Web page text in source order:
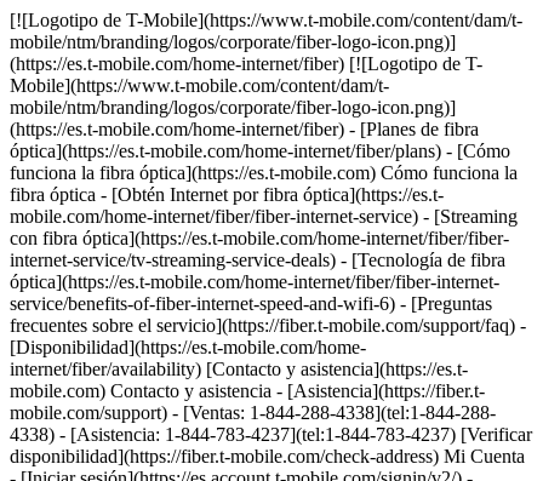
[![Logotipo de T-Mobile](https://www.t-mobile.com/content/dam/t-mobile/ntm/branding/logos/corporate/fiber-logo-icon.png)](https://es.t-mobile.com/home-internet/fiber) [![Logotipo de T-Mobile](https://www.t-mobile.com/content/dam/t-mobile/ntm/branding/logos/corporate/fiber-logo-icon.png)](https://es.t-mobile.com/home-internet/fiber) - [Planes de fibra óptica](https://es.t-mobile.com/home-internet/fiber/plans) - [Cómo funciona la fibra óptica](https://es.t-mobile.com) Cómo funciona la fibra óptica - [Obtén Internet por fibra óptica](https://es.t-mobile.com/home-internet/fiber/fiber-internet-service) - [Streaming con fibra óptica](https://es.t-mobile.com/home-internet/fiber/fiber-internet-service/tv-streaming-service-deals) - [Tecnología de fibra óptica](https://es.t-mobile.com/home-internet/fiber/fiber-internet-service/benefits-of-fiber-internet-speed-and-wifi-6) - [Preguntas frecuentes sobre el servicio](https://fiber.t-mobile.com/support/faq) - [Disponibilidad](https://es.t-mobile.com/home-internet/fiber/availability) [Contacto y asistencia](https://es.t-mobile.com) Contacto y asistencia - [Asistencia](https://fiber.t-mobile.com/support) - [Ventas: 1-844-288-4338](tel:1-844-288-4338) - [Asistencia: 1-844-783-4237](tel:1-844-783-4237) [Verificar disponibilidad](https://fiber.t-mobile.com/check-address) Mi Cuenta - [Iniciar sesión](https://es.account.t-mobile.com/signin/v2/) - [Administrar cita](https://fiber.t-mobile.com/choose-how-to-manage) más de T-Mobile - [Wireless (Móvil)](https://es.t-mobile.com/) - [Empresas](https://es.t-mobile.com/business) - [Prepagado](https://es.prepaid.t-mobile.com/home) - [Internet](https://es.t-mobile.com/home-internet) [](https://es.t-mobile.com) # INTERNET DE T-MOBILE FIBER EN RGV, TX ## Ve un paso adelante con la velocidad de T-Mobile Fiber. [Ve un paso adelante con la velocidad de T-Mobile Fiber.](https://es.t-mobile.com) Ve un paso adelante con la velocidad de T-Mobile Fiber. Obtén datos ilimitados, velocidades de carga y descarga de varios gigabits, sin contratos anuales, más el equipo y la instalación incluidos. [Verifica disponibilidad](https://fiber.t-mobile.com/check-address) Los niveles de velocidad varían según la ubicación. ![Rayos magenta.](https://es.t-mobile.com/sdscene7/is/image/Tmusprod/blank-35:4x3?fmt=png&fmt=png-alpha&qlt=100%2C0&resMode=sharp2&op_usm=1.75%2C0.3%2C2%2C0) ## Ve un paso adelante con la velocidad de T-Mobile Fiber. ## Rápido, más rápido o el más rápido: elige la velocidad que mejor se adapte a tus necesidades. ¿Ya eres cliente de T-Mobile? [Ingresa](https://es.account.t-mobile.com/signin/v2/) __Oferta por tiempo limitado__ RÁPIDO ## FIBRA ÓPTICA DE 300 MBPS [FIBRA ÓPTICA DE 300 MBPS](https://es.t-mobile.com) [FIBRA ÓPTICA DE 300 MBPS](https://fiber.t-mobile.com/check-address) FIBRA ÓPTICA DE 300 MBPS Las subidas son tan rápidas como las descargas. [Verifica disponibilidad , opens in a new window](https://fiber.t-mobile.com/check-address) Ver términos completos ![Cuarenta y cinco dólares al mes en Fiber con AutoPago. Más impuestos y cargos.](https://es.t-mobile.com/sdscene7/is/image/Tmusprod/fg-fiber-300-11726750:16x9?fmt=png&fmt=png-alpha&qlt=99%2C0&resMode=sharp2&op_usm=1.75%2C0.3%2C2%2C0) ## FIBRA ÓPTICA DE 300 MBPS Más impuestos y cargos correspondientes. No disponible en todas las áreas. El precio se basa en el área estimada; puede variar al verificar la dirección de servicio. Devuelve los dispositivos intactos o podría aplicarse un cargo. El descuento de __Fiber con AutoPago__ se aplica al utilizar AutoPago con una cuenta bancaria o tarjeta de débito; de lo contrario, se aplicará un cargo de $10 más por línea al mes. Es posible que no se vea reflejado en la primera factura. - ### Funciones y beneficios 100% Internet de fibra óptica Datos ilimitados Enrutador wifi incluido Instalación Incluida Beneficios exclusivos con T-Mobile Tuesdays Obtén un descuento de $10 (se muestra) al inscribirte en AutoPago de Fiber __Obtén un mes por cuenta nuestra__ LA MÁS RÁPIDA ## FIBER 1 GIG [FIBER 1 GIG](https://es.t-mobile.com) [FIBER 1 GIG](https://fiber.t-mobile.com/check-address) FIBER 1 GIG Obtén aún más velocidad y rendimiento en más lugares. [Verifica disponibilidad , opens in a new window](https://fiber.t-mobile.com/check-address) __Mes por cuenta nuestra:__ pasados los primeros 30 días, el plan se renueva automáticamente a la tarifa habitual ($70/mes por 1 Giga), más impuestos y cargos. Ver términos completos ![Sesenta dólares al mes con AutoPago de Fiber; más impuestos y cargos. $70/mes sin el descuento.](https://es.t-mobile.com/sdscene7/is/image/Tmusprod/fg-fiber-1-gig-11726750:16x9?fmt=png&fmt=png-alpha&qlt=99%2C0&resMode=sharp2&op_usm=1.75%2C0.3%2C2%2C0) ## FIBER 1 GIG Más impuestos y cargos aplicables. No disponible en todas las áreas. Precios basados ​​en la ubicación estimada; pueden variar según la dirección de servicio verificada. Devuelve cada dispositivo en perfecto estado; de lo contrario, se podría aplicar un cargo. __Extensor wifi mesh:__ Incluye hasta 1 extensores mesh según sea necesario, en función de la evaluación de un instalador profesional. El descuento de __Fiber con AutoPago__ se aplica al utilizar AutoPago con una cuenta bancaria o tarjeta de débito; de lo contrario, se aplicará un cargo de $10 más por línea al mes. Es posible que no se vea reflejado en la primera factura. __Mes por cuenta nuestra:__ oferta por tiempo limitado; sujeta a cambio. Requiere un plan de 1 Giga (o superior). Si se cancelaron líneas en los últimos 90 días, es posible que primero deban reactivarse. Se puede cancelar en cualquier momento. Máximo de 1 por cuenta. No se puede combinar con ciertas ofertas, descuentos o promociones. - ### Funciones y beneficios 100% Internet de fibra óptica Datos ilimitados Enrutador wifi incluido Instalación Incluida Extensor de red wifi según sea necesario Beneficios exclusivos con T-Mobile Tuesdays Obtén un descuento de $10 (se muestra) al inscribirte en AutoPago de Fiber __Obtén un mes por cuenta nuestra + un reembolso de $100__ LA MÁS RÁPIDA ## FIBER 2 GIG [FIBER 2 GIG](https://es.t-mobile.com) [FIBER 2 GIG](https://fiber.t-mobile.com/check-address) FIBER 2 GIG Administra tu trabajo, entretenimiento y más con nuestras velocidades más rápidas y el wifi más potente. [Verifica disponibilidad , opens in a new window](https://fiber.t-mobile.com/check-address) __Mes por cuenta nuestra:__ pasados los primeros 30 días, el plan se renueva automáticamente a la tarifa habitual ($80/mes por 2 Giga), más impuestos y cargos. __$100 de reembolso:__ vía tarjeta virtual de prepago en un plan elegible. Puede demorar 14 semanas después de la instalación. Ver términos completos ![Setenta dólares al mes con AutoPago de Fiber; más impuestos y cargos. $80/mes sin el descuento.](https://es.t-mobile.com/sdscene7/is/image/Tmusprod/fg-fiber-2-gig-11726750:16x9?fmt=png&fmt=png-alpha&qlt=99%2C0&resMode=sharp2&op_usm=1.75%2C0.3%2C2%2C0) ## FIBER 2 GIG Más impuestos y cargos aplicables. No disponible en todas las áreas. Precios basados ​​en la ubicación estimada; pueden variar según la dirección de servicio verificada. Devuelve cada dispositivo sin daños o se podría aplicar un cargo. __Extensor wifi mesh:__ incluye hasta 1 extensores mesh, según sea necesario, en función de la evaluación de un instalador profesional. El descuento en __Fiber por AutoPago__ se aplica al utilizar AutoPago con una cuenta bancaria o tarjeta de débito; de lo contrario, $10 más por línea al mes. Es posible que no se vea reflejado en la primera factura. __$100 de reembolso:__ oferta por tiempo limitado; sujeta a cambio. Requiere activación de nueva línea de Internet Fiber en plan de 2 Gigas. El pedido debe realizarse antes del 8/31/26 y la instalación hasta el 9/30/26. Si se cancelaron líneas de Internet en los últimos 90 días, es posible que deban reactivarse primero. $100 con una tarjeta virtual de prepago Mastercard; para usar por Internet o en tiendas mediante apps móviles de pago aceptadas; __no tiene acceso a dinero en efectivo y vence en 6 meses__. La tarjeta virtual es emitida por Pathward®, N.A., miembro de FDIC, conforme a una licencia de Mastercard International Incorporated. Mastercard y el diseño de los círculos son marcas registradas de Mastercard International Incorporated. No permite acceder a dinero en efectivo ni realizar pagos recurrentes. Puede utilizarse donde se acepten tarjetas de débito Mastercard por Internet, para pedidos por teléfono/correo o en tiendas que acepten billetera móvil. Válido hasta 6 meses; los fondos no utilizados se perderán después de la fecha de vencimiento válida. Se aplican términos y condiciones. La línea con promoción debe estar activa y al corriente cuando la tarjeta sea emitida. Máximo de 1/cuenta. No se puede combinar con ciertas ofertas, descuentos o promociones. __Mes por cuenta nuestra:__ oferta por tiempo limitado; sujeta a cambio. Requiere un plan de 1 Giga (o superior). Si se cancelaron líneas en los últimos 90 días, es posible que primero deban reactivarse. Se puede cancelar en cualquier momento. Máximo de 1 por cuenta. No se puede combinar con ciertas ofertas, descuentos o promociones. - ### Funciones y beneficios 100% Internet de fibra óptica Datos ilimitados Enrutador wifi incluido Instalación Incluida Extensor de red wifi según sea necesario Beneficios exclusivos con T-Mobile Tuesdays Obtén un descuento de $10 (se muestra) al inscribirte en AutoPago de Fiber [Mas info sobre planes , opens in a new window](https://es.t-mobile.com/home-internet/fiber/plans) ## Descubre los beneficios increíbles del servicio de Internet T-Mobile Fiber en RGV, TX ## Velocidades Gigabit. Velocidades de carga y descarga de varios gigabits. Ver términos completos ![Ícono de velocidades Gigabit](https://es.t-mobile.com/sdscene7/is/image/Tmusprod/Gigabit%20Speeds%20on%20